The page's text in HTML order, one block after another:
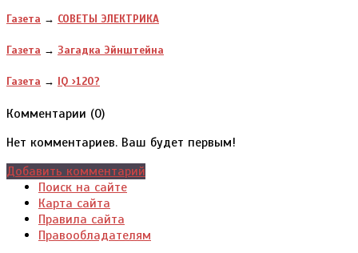
Газета → СОВЕТЫ ЭЛЕКТРИКА
Газета → Загадка Эйнштейна
Газета → IQ ›120?
Комментарии (0)
Нет комментариев. Ваш будет первым!
Добавить комментарий
Поиск на сайте
Карта сайта
Правила сайта
Правообладателям